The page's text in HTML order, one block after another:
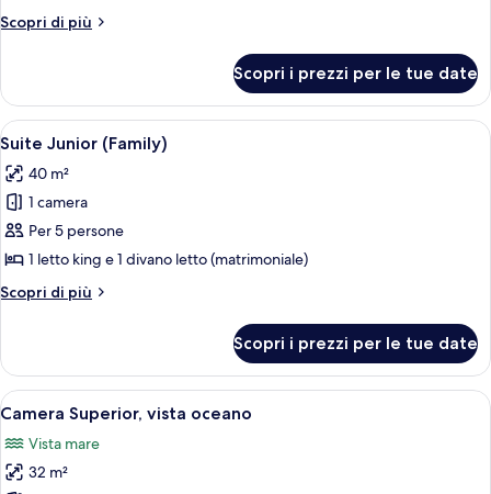
Scopri di più
Altri
familiare
Scopri i prezzi per le tue date
Apri
tutte
le
foto
per
Suite
Junior
(Family)
Camera d'albergo con balcone,
5
Suite Junior (Family)
40 m²
1 camera
Per 5 persone
1 letto king e 1 divano letto (matrimoniale)
Scopri di più
Altri
Junior
(Family)
Scopri i prezzi per le tue date
Apri
tutte
le
foto
Un balcone con un tavolo
4
Camera Superior, vista oceano
Vista mare
32 m²